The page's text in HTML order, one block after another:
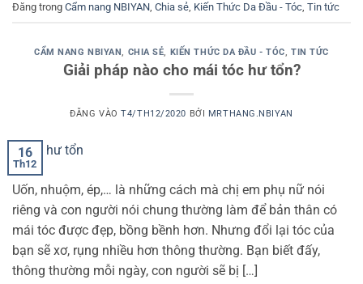
Đăng trong Cẩm nang NBIYAN, Chia sẻ, Kiến Thức Da Đầu - Tóc, Tin tức
CẨM NANG NBIYAN, CHIA SẺ, KIẾN THỨC DA ĐẦU - TÓC,TIN TỨC
Giải pháp nào cho mái tóc hư tổn?
ĐĂNG VÀOT4/TH12/2020 BỞI MRTHANG.NBIYAN
16
Th12
Uốn, nhuộm, ép,… là những cách mà chị em phụ nữ nói
riêng và con người nói chung thường làm để bản thân có
mái tóc được đẹp, bồng bềnh hơn. Nhưng đổi lại tóc của
bạn sẽ xơ, rụng nhiều hơn thông thường. Bạn biết đấy,
thông thường mỗi ngày, con người sẽ bị […]